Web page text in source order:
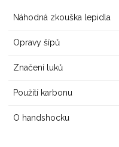
Náhodná zkouška lepidla
Opravy šípů
Značení luků
Použití karbonu
O handshocku